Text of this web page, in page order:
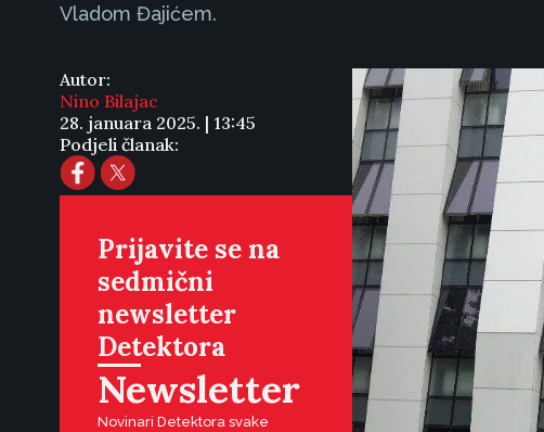
Vladom Đajićem.
Autor:
Nino Bilajac
28. januara 2025. | 13:45
Podjeli članak:
Prijavite se na
sedmični
newsletter
Detektora
Newsletter
Novinari Detektora svake